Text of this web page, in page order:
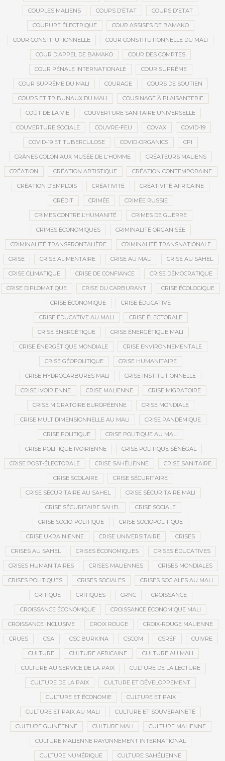
COUPLES MALIENS COUPS D’ÉTAT COUPS D'ETAT
COUPURE ÉLECTRIQUE COUR ASSISES DE BAMAKO
COUR CONSTITUTIONNELLE COUR CONSTITUTIONNELLE DU MALI
COUR D’APPEL DE BAMAKO COUR DES COMPTES
COUR PÉNALE INTERNATIONALE COUR SUPRÊME
COUR SUPRÊME DU MALI COURAGE COURS DE SOUTIEN
COURS ET TRIBUNAUX DU MALI COUSINAGE À PLAISANTERIE
COÛT DE LA VIE COUVERTURE SANITAIRE UNIVERSELLE
COUVERTURE SOCIALE COUVRE-FEU COVAX COVID-19
COVID-19 ET TUBERCULOSE COVID-ORGANICS CPI
CRÂNES COLONIAUX MUSÉE DE L'HOMME CRÉATEURS MALIENS
CRÉATION CRÉATION ARTISTIQUE CRÉATION CONTEMPORAINE
CRÉATION D’EMPLOIS CRÉATIVITÉ CRÉATIVITÉ AFRICAINE
CRÉDIT CRIMÉE CRIMÉE RUSSIE
CRIMES CONTRE L’HUMANITÉ CRIMES DE GUERRE
CRIMES ÉCONOMIQUES CRIMINALITÉ ORGANISÉE
CRIMINALITÉ TRANSFRONTALIÈRE CRIMINALITÉ TRANSNATIONALE
CRISE CRISE ALIMENTAIRE CRISE AU MALI CRISE AU SAHEL
CRISE CLIMATIQUE CRISE DE CONFIANCE CRISE DÉMOCRATIQUE
CRISE DIPLOMATIQUE CRISE DU CARBURANT CRISE ÉCOLOGIQUE
CRISE ÉCONOMIQUE CRISE ÉDUCATIVE
CRISE ÉDUCATIVE AU MALI CRISE ÉLECTORALE
CRISE ÉNERGÉTIQUE CRISE ÉNERGÉTIQUE MALI
CRISE ÉNERGÉTIQUE MONDIALE CRISE ENVIRONNEMENTALE
CRISE GÉOPOLITIQUE CRISE HUMANITAIRE
CRISE HYDROCARBURES MALI CRISE INSTITUTIONNELLE
CRISE IVOIRIENNE CRISE MALIENNE CRISE MIGRATOIRE
CRISE MIGRATOIRE EUROPÉENNE CRISE MONDIALE
CRISE MULTIDIMENSIONNELLE AU MALI CRISE PANDÉMIQUE
CRISE POLITIQUE CRISE POLITIQUE AU MALI
CRISE POLITIQUE IVOIRIENNE CRISE POLITIQUE SÉNÉGAL
CRISE POST-ÉLECTORALE CRISE SAHÉLIENNE CRISE SANITAIRE
CRISE SCOLAIRE CRISE SÉCURITAIRE
CRISE SÉCURITAIRE AU SAHEL CRISE SÉCURITAIRE MALI
CRISE SÉCURITAIRE SAHEL CRISE SOCIALE
CRISE SOCIO-POLITIQUE CRISE SOCIOPOLITIQUE
CRISE UKRAINIENNE CRISE UNIVERSITAIRE CRISES
CRISES AU SAHEL CRISES ÉCONOMIQUES CRISES ÉDUCATIVES
CRISES HUMANITAIRES CRISES MALIENNES CRISES MONDIALES
CRISES POLITIQUES CRISES SOCIALES CRISES SOCIALES AU MALI
CRITIQUE CRITIQUES CRNC CROISSANCE
CROISSANCE ÉCONOMIQUE CROISSANCE ÉCONOMIQUE MALI
CROISSANCE INCLUSIVE CROIX ROUGE CROIX-ROUGE MALIENNE
CRUES CSA CSC BURKINA CSCOM CSRÉF CUIVRE
CULTURE CULTURE AFRICAINE CULTURE AU MALI
CULTURE AU SERVICE DE LA PAIX CULTURE DE LA LECTURE
CULTURE DE LA PAIX CULTURE ET DÉVELOPPEMENT
CULTURE ET ÉCONOMIE CULTURE ET PAIX
CULTURE ET PAIX AU MALI CULTURE ET SOUVERAINETÉ
CULTURE GUINÉENNE CULTURE MALI CULTURE MALIENNE
CULTURE MALIENNE RAYONNEMENT INTERNATIONAL
CULTURE NUMÉRIQUE CULTURE SAHÉLIENNE